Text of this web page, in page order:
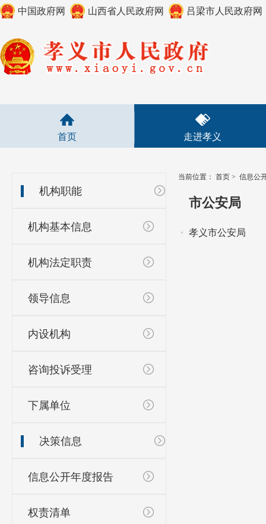
中国政府网 山西省人民政府网 吕梁市人民政府网
首页 走进孝义
机构职能
机构基本信息
机构法定职责
领导信息
内设机构
咨询投诉受理
下属单位
决策信息
信息公开年度报告
权责清单
当前位置： 首页 > 信息公
市公安局
孝义市公安局